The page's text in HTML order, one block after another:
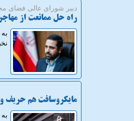
دبیر شورای عالی فضای
راه حل ممانعت از
مایکروسافت هم حریف ویندوز